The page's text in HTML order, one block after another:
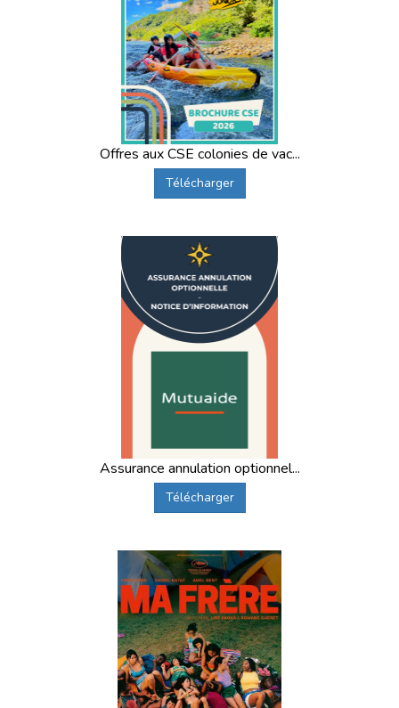
Offres aux CSE colonies de vac...
Télécharger
Assurance annulation optionnel...
Télécharger